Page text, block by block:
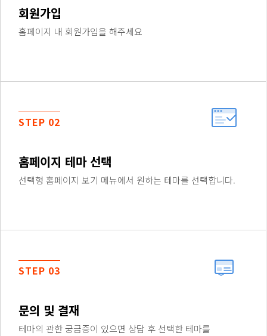
회원가입
홈페이지 내 회원가입을 해주세요
STEP 02
홈페이지 테마 선택
선택형 홈페이지 보기 메뉴에서 원하는 테마를 선택합니다.
STEP 03
문의 및 결재
테마의 관한 궁금증이 있으면 상담 후 선택한 테마를